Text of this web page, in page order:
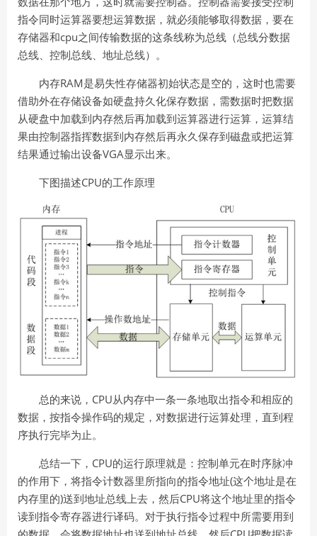
指令同时运算器要想运算数据，就必须能够取得数据，要在
存储器和cpu之间传输数据的这条线称为总线（总线分数据
总线、控制总线、地址总线）。
内存RAM是易失性存储器初始状态是空的，这时也需要
借助外在存储设备如硬盘持久化保存数据，需数据时把数据
从硬盘中加载到内存然后再加载到运算器进行运算，运算结
果由控制器指挥数据到内存然后再永久保存到磁盘或把运算
结果通过输出设备VGA显示出来。
下图描述CPU的工作原理
总的来说， CPU从内存中一条一条地取出指令和相应的
数据，按指令操作码的规定，对数据进行运算处理，直到程
序执行完毕为止。
总结一下， CPU的运行原理就是：控制单元在时序脉冲
的作用下，将指令计数器里所指向的指令地址(这个地址是在
内存里的)送到地址总线上去，然后CPU将这个地址里的指令
读到指令寄存器进行译码。对于执行指令过程中所需要用到